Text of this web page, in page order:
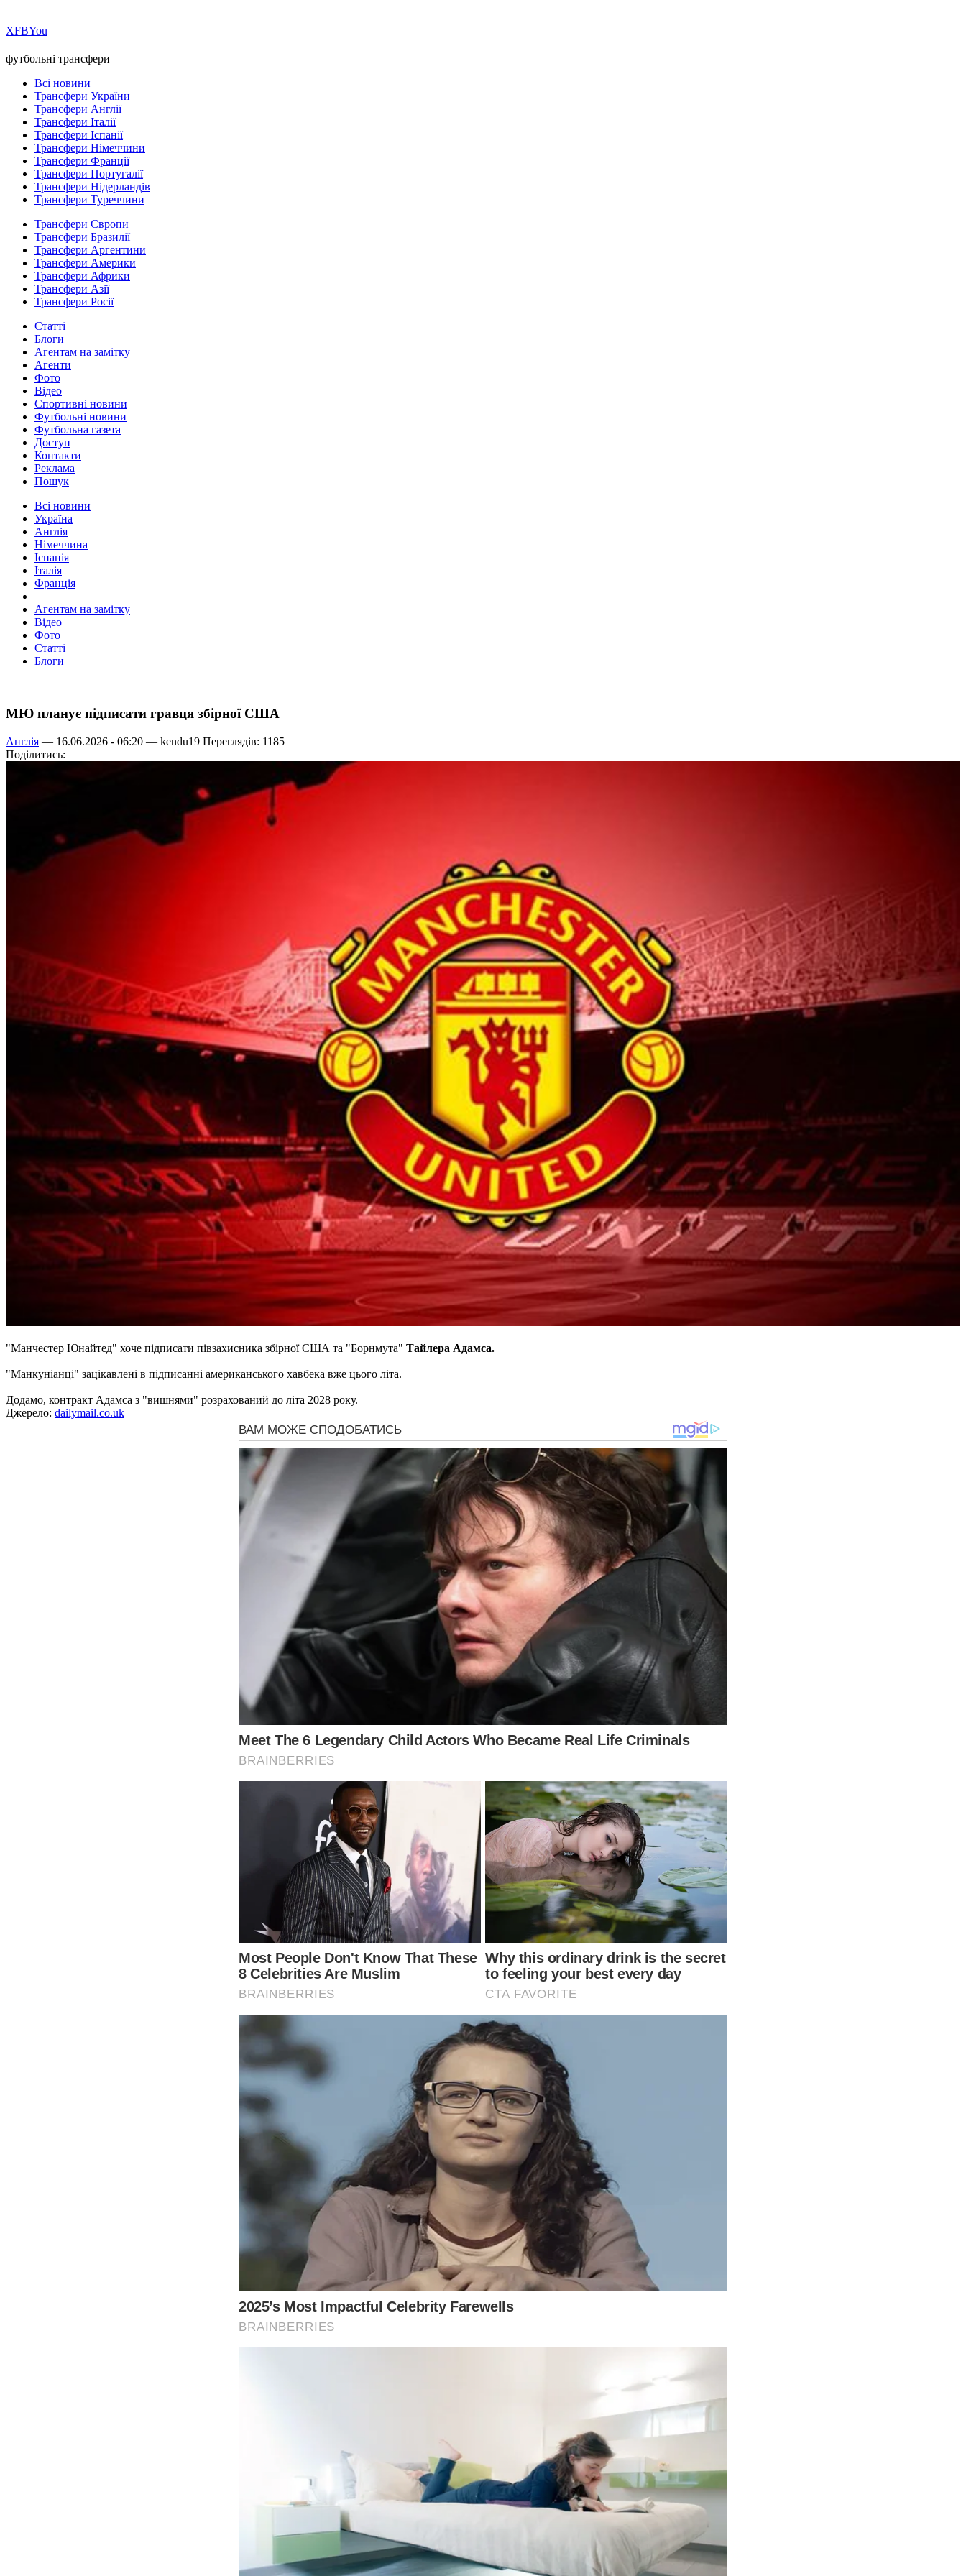
ХFBYou
футбольні трансфери
Всі новини
Трансфери України
Трансфери Англії
Трансфери Італії
Трансфери Іспанії
Трансфери Німеччини
Трансфери Франції
Трансфери Португалії
Трансфери Нідерландів
Трансфери Туреччини
Трансфери Європи
Трансфери Бразилії
Трансфери Аргентини
Трансфери Америки
Трансфери Африки
Трансфери Азії
Трансфери Росії
Статті
Блоги
Агентам на замітку
Агенти
Фото
Відео
Спортивні новини
Футбольні новини
Футбольна газета
Доступ
Контакти
Реклама
Пошук
Всі новини
Україна
Англія
Німеччина
Іспанія
Італія
Франція
Агентам на замітку
Відео
Фото
Статті
Блоги
МЮ планує підписати гравця збірної США
Англія — 16.06.2026 - 06:20 — kendu19 Переглядів: 1185
Поділитись:
"Манчестер Юнайтед" хоче підписати півзахисника збірної США та "Борнмута" Тайлера Адамса.
"Манкуніанці" зацікавлені в підписанні американського хавбека вже цього літа.
Додамо, контракт Адамса з "вишнями" розрахований до літа 2028 року.
Джерело: dailymail.co.uk